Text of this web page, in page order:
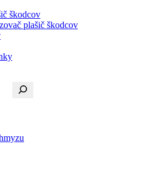
škodcov
plašič škodcov